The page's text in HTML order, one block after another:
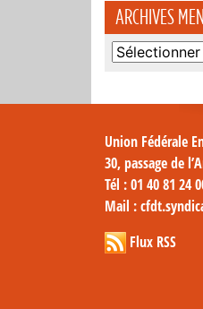
ARCHIVES
Archives
Union Fédérale
30, passage de
Tél : 01 40 81 24
Mail :
Flux RSS